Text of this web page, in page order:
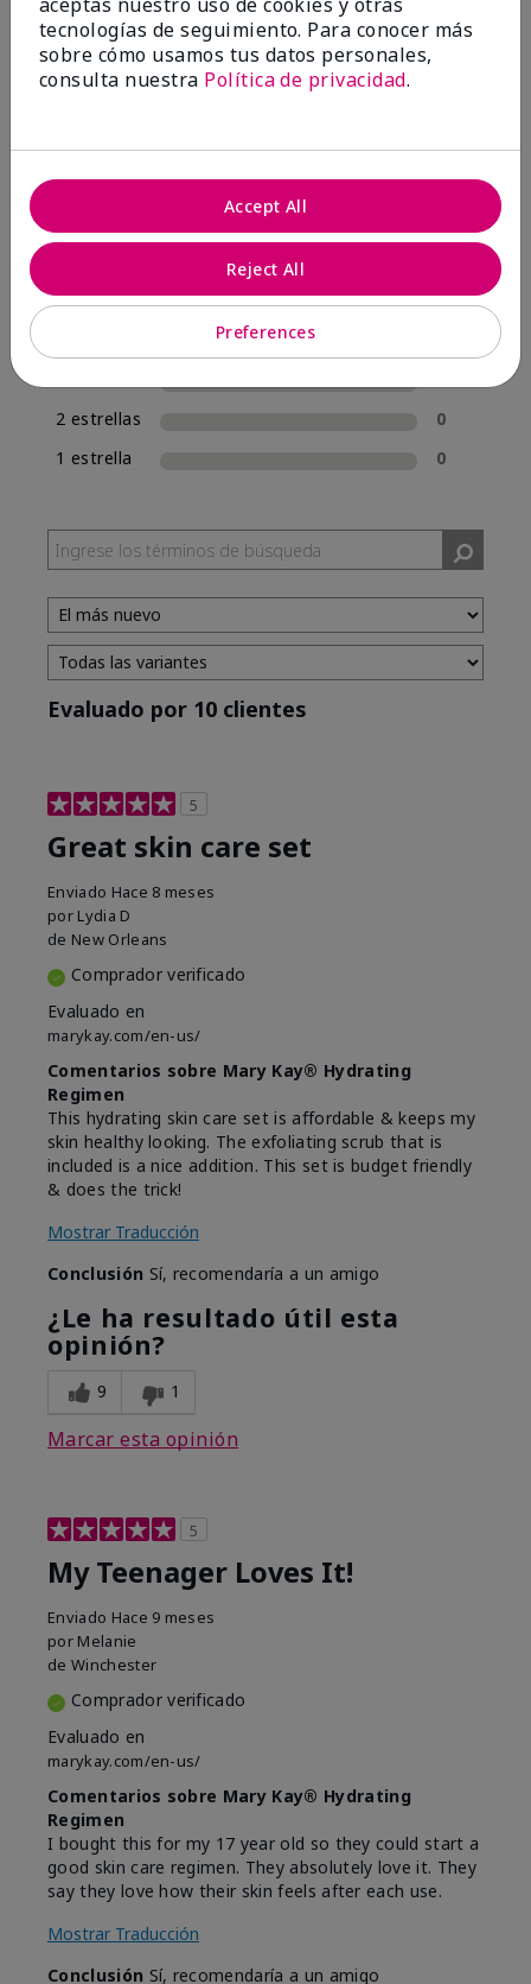
4.7
10 Reseñas
de los encuestados recomendaría a un amigo.
5 estrellas
7
2 estrellas
0
1 estrella
0
Evaluado por 10 clientes
5
Great skin care set
Enviado Hace 8 meses
por Lydia D
de New Orleans
Comprador verificado
Evaluado en
marykay.com/en-us/
Comentarios sobre Mary Kay® Hydrating
Regimen
This hydrating skin care set is affordable & keeps my
skin healthy looking. The exfoliating scrub that is
included is a nice addition. This set is budget friendly
& does the trick!
Mostrar Traducción
Conclusión Sí, recomendaría a un amigo
¿Le ha resultado útil esta
opinión?
9 1
Marcar esta opinión
5
My Teenager Loves It!
Enviado Hace 9 meses
por Melanie
de Winchester
Comprador verificado
Evaluado en
marykay.com/en-us/
Comentarios sobre Mary Kay® Hydrating
Regimen
I bought this for my 17 year old so they could start a
good skin care regimen. They absolutely love it. They
say they love how their skin feels after each use.
Mostrar Traducción
Conclusión Sí, recomendaría a un amigo
tecnologías de seguimiento. Para conocer más
sobre cómo usamos tus datos personales,
consulta nuestra Política de privacidad.
Preferences
Reject All
Accept All